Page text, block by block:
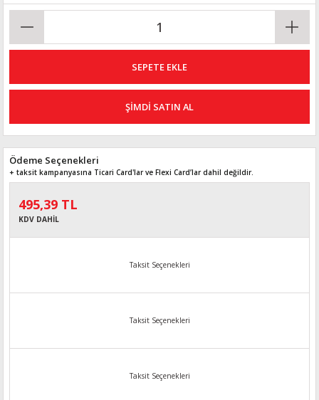
SEPETE EKLE
ŞİMDİ SATIN AL
Ödeme Seçenekleri
+ taksit kampanyasına Ticari Card'lar ve Flexi Card’lar dahil değildir.
495,39 TL
KDV DAHİL
Taksit Seçenekleri
Taksit Seçenekleri
Taksit Seçenekleri